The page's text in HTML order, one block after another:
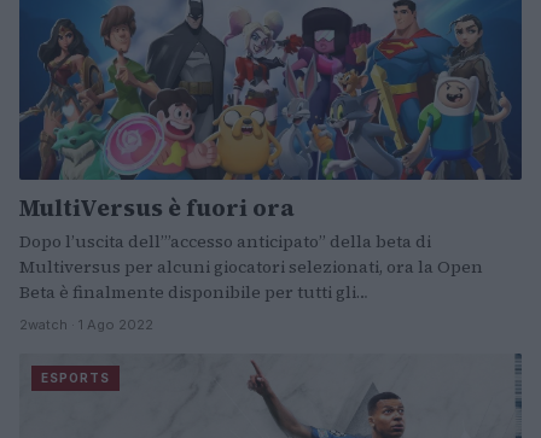
MultiVersus è fuori ora
Dopo l’uscita dell’”accesso anticipato” della beta di
Multiversus per alcuni giocatori selezionati, ora la Open
Beta è finalmente disponibile per tutti gli…
2watch · 1 Ago 2022
ESPORTS